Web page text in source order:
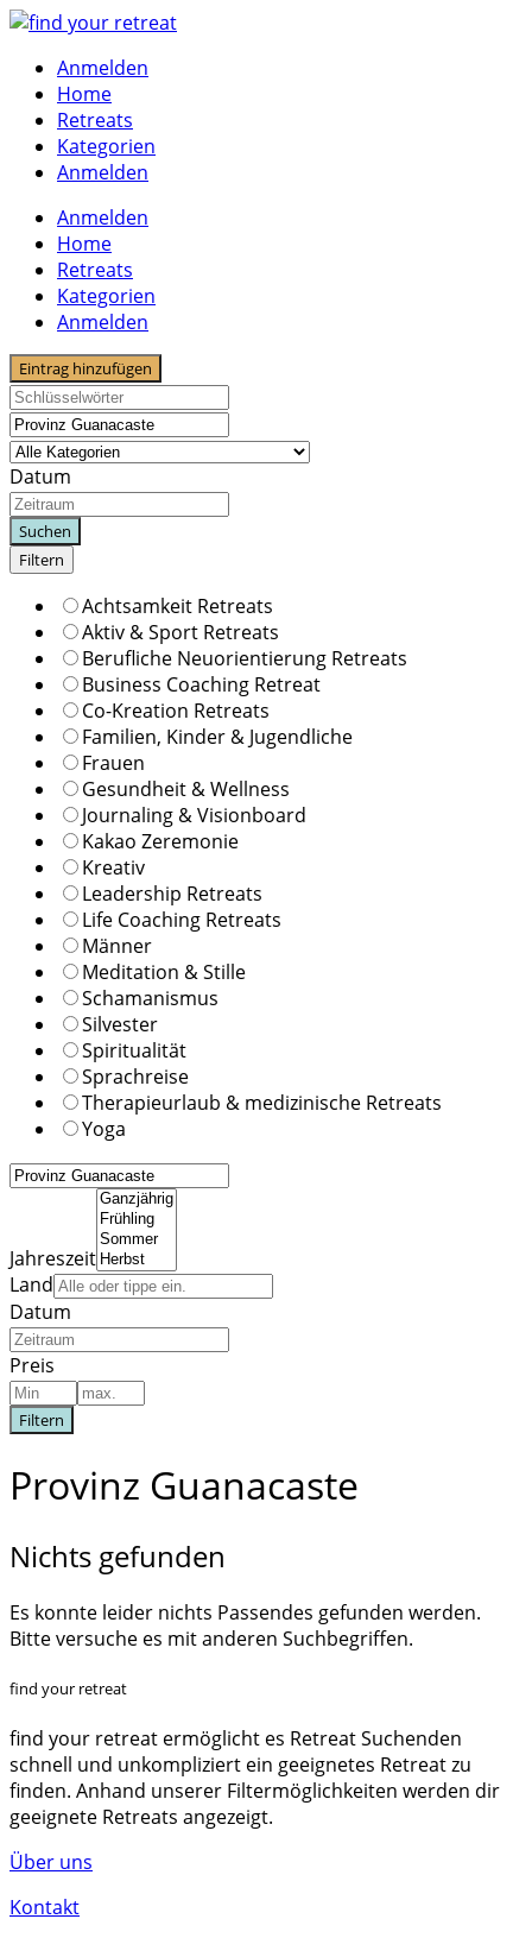
Skip
contentAnmelden
Home
Retreats
Kategorien
Anmelden
Anmelden
Home
Retreats
Kategorien
Anmelden
Eintrag hinzufügen
Datum
Suchen
Filtern
Achtsamkeit Retreats
Aktiv & Sport Retreats
Berufliche Neuorientierung Retreats
Business Coaching Retreat
Co-Kreation Retreats
Familien, Kinder & Jugendliche
Frauen
Gesundheit & Wellness
Journaling & Visionboard
Kakao Zeremonie
Kreativ
Leadership Retreats
Life Coaching Retreats
Männer
Meditation & Stille
Schamanismus
Silvester
Spiritualität
Sprachreise
Therapieurlaub & medizinische Retreats
Yoga
Jahreszeit
Land
Datum
Preis
Filtern
Provinz Guanacaste
Nichts gefunden
Es konnte leider nichts Passendes gefunden werden.
Bitte versuche es mit anderen Suchbegriffen.
find your retreat
find your retreat ermöglicht es Retreat Suchenden
schnell und unkompliziert ein geeignetes Retreat zu
finden. Anhand unserer Filtermöglichkeiten werden dir
geeignete Retreats angezeigt.
Über uns
Kontakt